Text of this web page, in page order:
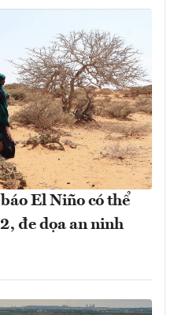
El Niño có thể
đe dọa an ninh